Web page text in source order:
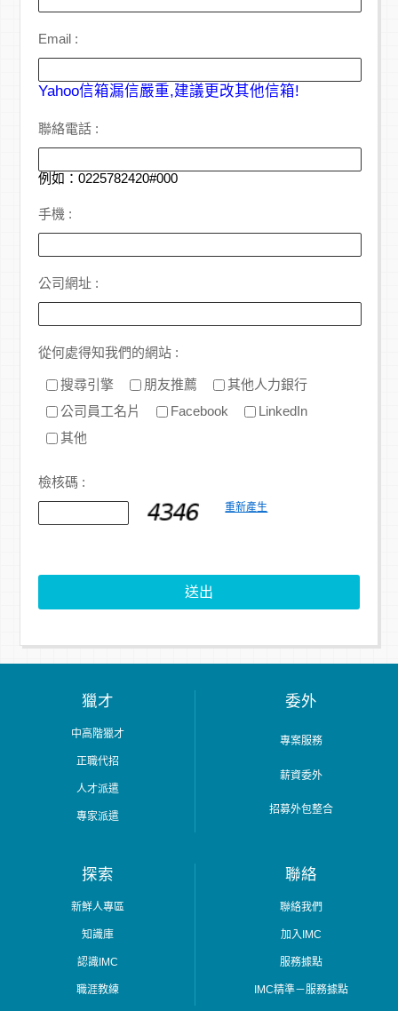
Email :
Yahoo信箱漏信嚴重,建議更改其他信箱!
聯絡電話 :
例如：0225782420#000
手機 :
公司網址 :
從何處得知我們的網站 :
搜尋引擎 朋友推薦
其他人力銀行
公司員工名片
Facebook
LinkedIn
其他
檢核碼 :
重新產生
送出
獵才
中高階獵才
正職代招
人才派遣
專家派遣
委外
專案服務
薪資委外
招募外包整合
探索
新鮮人專區
知識庫
認識IMC
職涯教練
聯絡
聯絡我們
加入IMC
服務據點
IMC精準－服務據點